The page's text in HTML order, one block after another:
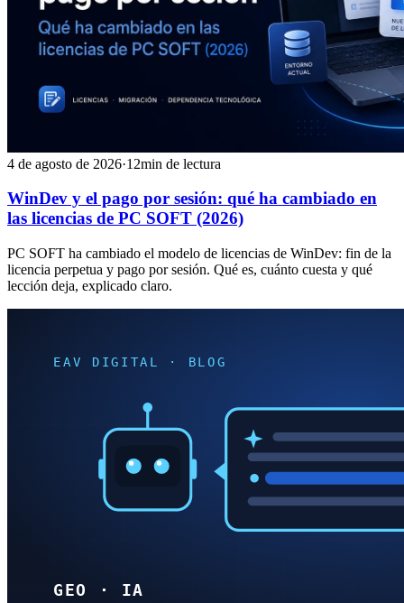
4 de agosto de 2026·12min de lectura
WinDev y el pago por sesión: qué ha cambiado en
las licencias de PC SOFT (2026)
PC SOFT ha cambiado el modelo de licencias de WinDev: fin de la
licencia perpetua y pago por sesión. Qué es, cuánto cuesta y qué
lección deja, explicado claro.